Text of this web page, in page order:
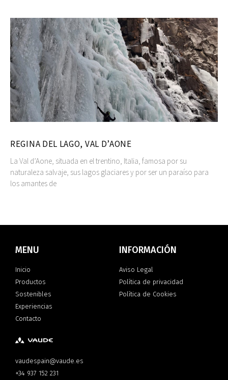
REGINA DEL LAGO, VAL D’AONE
La Val d’Aone, situada en el trentino, Italia, famosa por su
naturaleza salvaje, sus lagos glaciares y por ser un paraíso para
los amantes de
MENU
Inicio
Productos
Sostenibles
Experiencias
Contacto
INFORMACIÓN
Aviso Legal
Política de privacidad
Política de Cookies
vaudespain@vaude.es
+34 937 152 231